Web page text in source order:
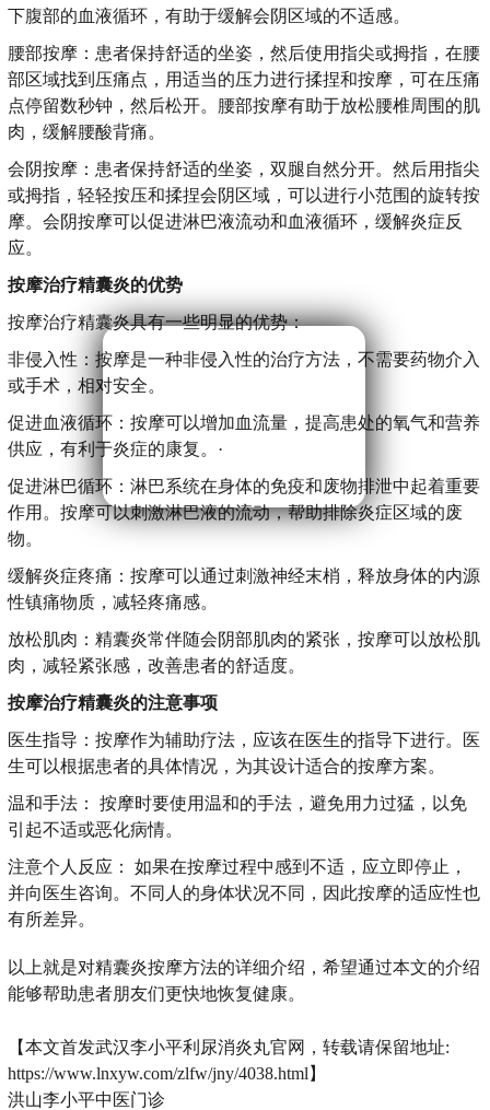
下腹部的血液循环，有助于缓解会阴区域的不适感。
腰部按摩：患者保持舒适的坐姿，然后使用指尖或拇指，在腰
部区域找到压痛点，用适当的压力进行揉捏和按摩，可在压痛
点停留数秒钟，然后松开。腰部按摩有助于放松腰椎周围的肌
肉，缓解腰酸背痛。
会阴按摩：患者保持舒适的坐姿，双腿自然分开。然后用指尖
或拇指，轻轻按压和揉捏会阴区域，可以进行小范围的旋转按
摩。会阴按摩可以促进淋巴液流动和血液循环，缓解炎症反
应。
按摩治疗精囊炎的优势
按摩治疗精囊炎具有一些明显的优势：
非侵入性：按摩是一种非侵入性的治疗方法，不需要药物介入
或手术，相对安全。
促进血液循环：按摩可以增加血流量，提高患处的氧气和营养
供应，有利于炎症的康复。·
促进淋巴循环：淋巴系统在身体的免疫和废物排泄中起着重要
作用。按摩可以刺激淋巴液的流动，帮助排除炎症区域的废
物。
缓解炎症疼痛：按摩可以通过刺激神经末梢，释放身体的内源
性镇痛物质，减轻疼痛感。
放松肌肉：精囊炎常伴随会阴部肌肉的紧张，按摩可以放松肌
肉，减轻紧张感，改善患者的舒适度。
按摩治疗精囊炎的注意事项
医生指导：按摩作为辅助疗法，应该在医生的指导下进行。医
生可以根据患者的具体情况，为其设计适合的按摩方案。
温和手法： 按摩时要使用温和的手法，避免用力过猛，以免
引起不适或恶化病情。
注意个人反应： 如果在按摩过程中感到不适，应立即停止，
并向医生咨询。不同人的身体状况不同，因此按摩的适应性也
有所差异。
以上就是对精囊炎按摩方法的详细介绍，希望通过本文的介绍
能够帮助患者朋友们更快地恢复健康。
【本文首发武汉李小平利尿消炎丸官网，转载请保留地址:
https://www.lnxyw.com/zlfw/jny/4038.html】
洪山李小平中医门诊